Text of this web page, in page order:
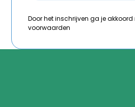
Door het inschrijven ga je
voorwaarden